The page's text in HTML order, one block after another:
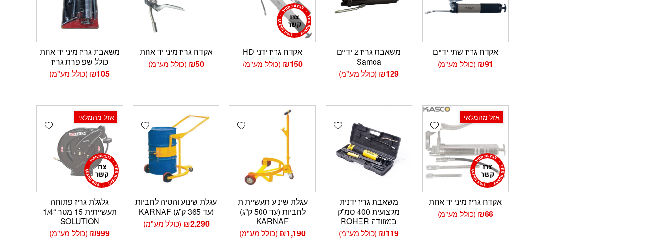
אקדח גריז שתי ידיים
₪91 (כולל מע"מ)
משאבת גריז 2 ידיים
Samoa
₪129 (כולל מע"מ)
אקדח גריז ידני HD
₪150 (כולל מע"מ)
אקדח גריז מיני יד אחת
₪50 (כולל מע"מ)
משאבת גריז מיני יד אחת
כולל שפופרת גריז
₪105 (כולל מע"מ)
Add wishlist אזל מהמלאי
אקדח גריז מיני יד אחת
₪66 (כולל מע"מ)
Add wishlist
משאבת גריז ידנית
מקצועית 400 סמ”ק
במזוודה ROHER
₪119 (כולל מע"מ)
Add wishlist
עגלת שינוע תעשייתית
לחביות (עד 500 ק”ג)
KARNAF
₪1,190 (כולל מע"מ)
Add wishlist
עגלת שינוע והטיה לחביות
(עד 365 ק”ג) KARNAF
₪2,290 (כולל מע"מ)
Add wishlist אזל מהמלאי
גלגלת גריז פתוחה
תעשייתית 15 מטר “1/4
SOLUTION
₪999 (כולל מע"מ)